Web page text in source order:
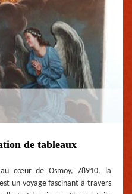
de tableaux
cœur de Osmoy, 78910, la
un voyage fascinant à travers